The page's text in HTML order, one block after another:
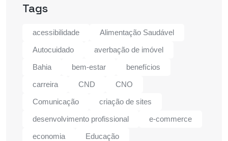
Tags
acessibilidade
Alimentação Saudável
Autocuidado
averbação de imóvel
Bahia
bem-estar
benefícios
carreira
CND
CNO
Comunicação
criação de sites
desenvolvimento profissional
e-commerce
economia
Educação